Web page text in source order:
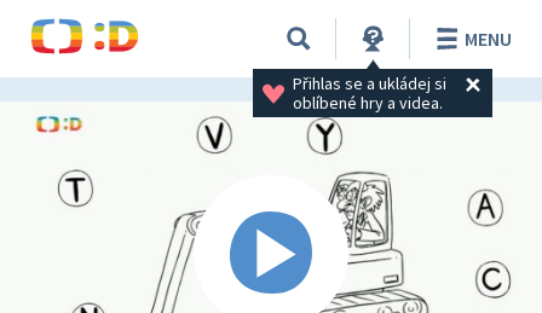
Přihlas se a ukládej si
oblíbené hry a videa.
MENU